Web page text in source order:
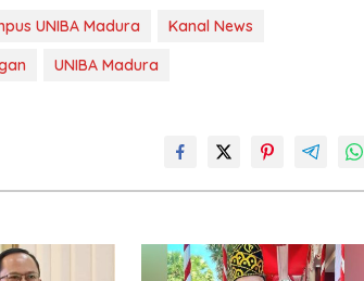
UNIBA Madura
Kanal News
UNIBA Madura